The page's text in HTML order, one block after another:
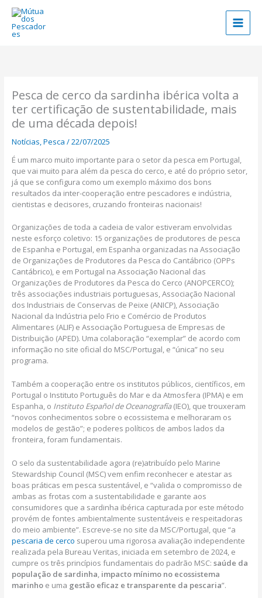
content
Pesca de cerco da sardinha ibérica volta a
ter certificação de sustentabilidade, mais
de uma década depois!
Notícias ,Pesca /22/07/2025
É um marco muito importante para o setor da pesca em Portugal,
que vai muito para além da pesca do cerco, e até do próprio setor,
já que se configura como um exemplo máximo dos bons
resultados da inter-cooperação entre pescadores e indústria,
cientistas e decisores, cruzando fronteiras nacionais!
Organizações de toda a cadeia de valor estiveram envolvidas
neste esforço coletivo: 15 organizações de produtores de pesca
de Espanha e Portugal, em Espanha organizadas na Associação
de Organizações de Produtores da Pesca do Cantábrico (OPPs
Cantábrico), e em Portugal na Associação Nacional das
Organizações de Produtores da Pesca do Cerco (ANOPCERCO);
três associações industriais portuguesas, Associação Nacional
dos Industriais de Conservas de Peixe (ANICP), Associação
Nacional da Indústria pelo Frio e Comércio de Produtos
Alimentares (ALIF) e Associação Portuguesa de Empresas de
Distribuição (APED). Uma colaboração “exemplar” de acordo com
informação no site oficial do MSC/Portugal, e “única” no seu
programa.
Também a cooperação entre os institutos públicos, científicos, em
Portugal o Instituto Português do Mar e da Atmosfera (IPMA) e em
Espanha, o Instituto Español de Oceanografía(IEO), que trouxeram
“novos conhecimentos sobre o ecossistema e melhoraram os
modelos de gestão”; e poderes políticos de ambos lados da
fronteira, foram fundamentais.
O selo da sustentabilidade agora (re)atribuído pelo Marine
Stewardship Council (MSC) vem enfim reconhecer e atestar as
boas práticas em pesca sustentável, e “valida o compromisso de
ambas as frotas com a sustentabilidade e garante aos
consumidores que a sardinha ibérica capturada por este método
provém de fontes ambientalmente sustentáveis e respeitadoras
do meio ambiente”. Escreve-se no site da MSC/Portugal, que “a
pescaria de cerco superou uma rigorosa avaliação independente
realizada pela Bureau Veritas, iniciada em setembro de 2024, e
cumpre os três princípios fundamentais do padrão MSC:saúde da
população de sardinha, impacto mínimo no ecossistema
marinho e uma gestão eficaz e transparente da pescaria”.